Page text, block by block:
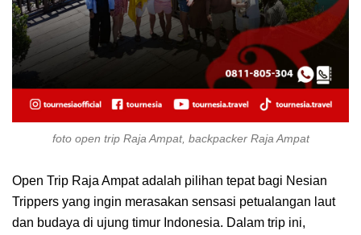
foto open trip Raja Ampat, backpacker Raja Ampat
Open Trip Raja Ampat adalah pilihan tepat bagi Nesian
Trippers yang ingin merasakan sensasi petualangan laut
dan budaya di ujung timur Indonesia. Dalam trip ini,